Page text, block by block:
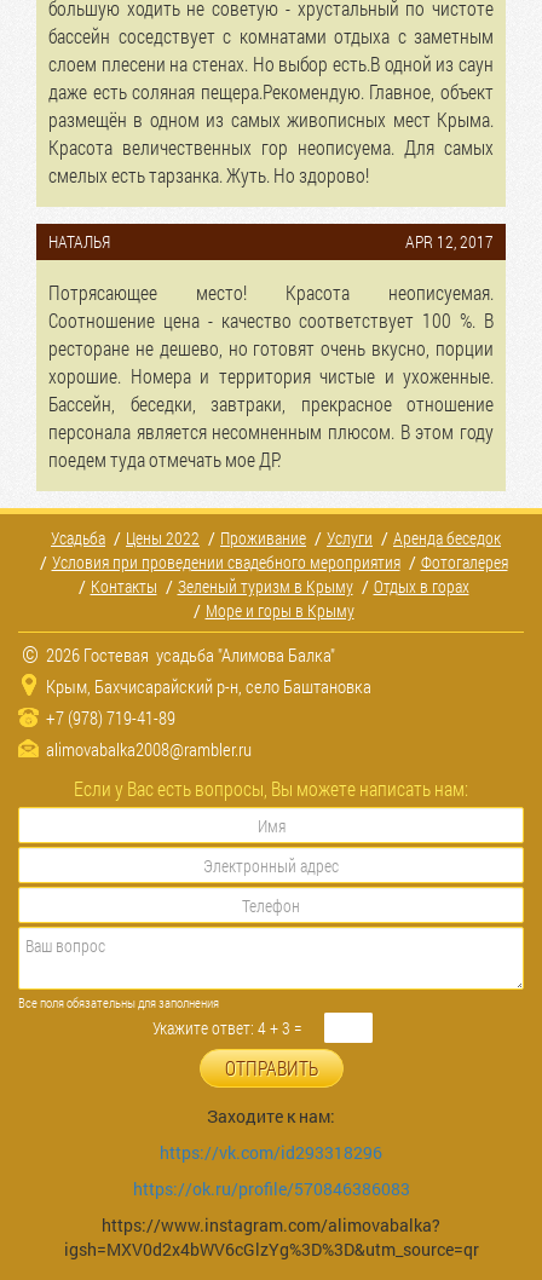
большую ходить не советую - хрустальный по чистоте
бассейн соседствует с комнатами отдыха с заметным
слоем плесени на стенах. Но выбор есть.В одной из саун
даже есть соляная пещера.Рекомендую. Главное, объект
размещён в одном из самых живописных мест Крыма.
Красота величественных гор неописуема. Для самых
смелых есть тарзанка. Жуть. Но здорово!
APR 12, 2017
НАТАЛЬЯ
Потрясающее место! Красота неописуемая.
Соотношение цена - качество соответствует 100 %. В
ресторане не дешево, но готовят очень вкусно, порции
хорошие. Номера и территория чистые и ухоженные.
Бассейн, беседки, завтраки, прекрасное отношение
персонала является несомненным плюсом. В этом году
поедем туда отмечать мое ДР.
Усадьба Цены 2022 Проживание Услуги
Аренда беседок
Условия при проведении свадебного мероприятия
Фотогалерея
Контакты
Зеленый туризм в Крыму
Отдых в горах
Море и горы в Крыму
© 2026 Гостевая усадьба "Алимова Балка"
Крым, Бахчисарайский р-н, село Баштановка
+7 (978) 719-41-89
alimovabalka2008@rambler.ru
Если у Вас есть вопросы, Вы можете написать нам:
Все поля обязательны для заполнения
Укажите ответ: 4 + 3 =
ОТПРАВИТЬ
Заходите к нам:
https://vk.com/id293318296
https://ok.ru/profile/570846386083
https://www.instagram.com/alimovabalka?
igsh=MXV0d2x4bWV6cGlzYg%3D%3D&utm_source=qr